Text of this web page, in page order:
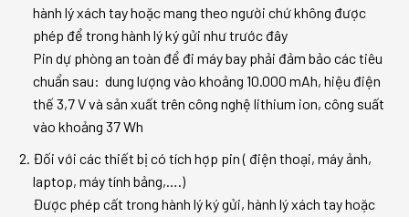
hành lý xách tay hoặc mang theo người chứ không được
phép để trong hành lý ký gửi như trước đây
Pin dự phòng an toàn để đi máy bay phải đảm bảo các tiêu
chuẩn sau: dung lượng vào khoảng 10.000 mAh, hiệu điện
thế 3,7 V và sản xuất trên công nghệ lithium ion, công suất
vào khoảng 37 Wh
Đối với các thiết bị có tích hợp pin ( điện thoại, máy ảnh,
laptop, máy tính bảng,….)
Được phép cất trong hành lý ký gửi, hành lý xách tay hoặc